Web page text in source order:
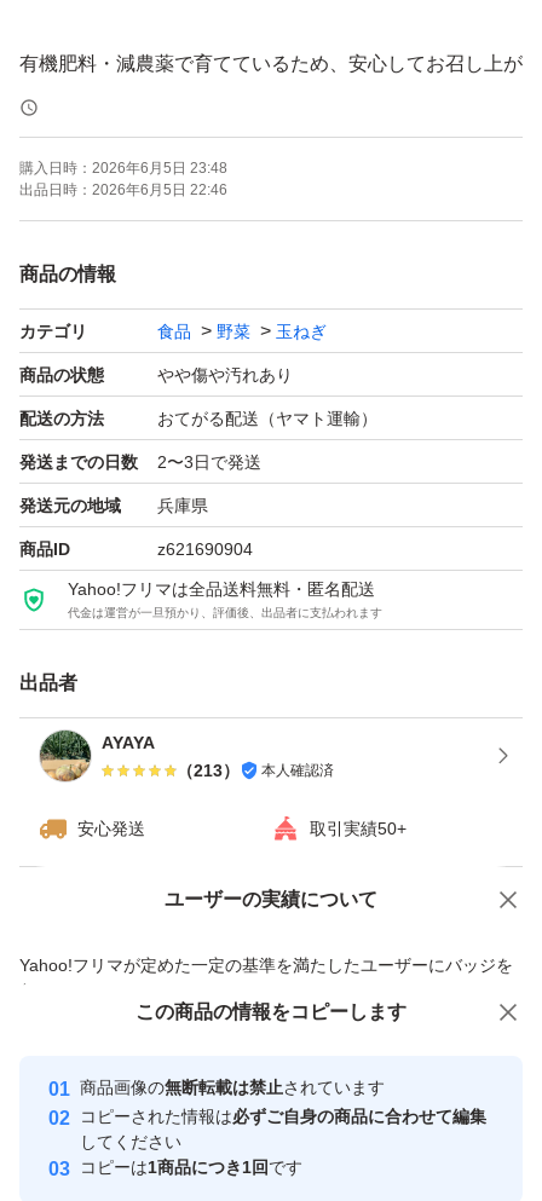
有機肥料・減農薬で育てているため、安心してお召し上が
りいただけます。
こちらは、変形・キズ・シワ・とう立ち規格外などがある
ため【訳あり】として販売していますが、味は一等品と変
全て手作業で確認して発送しておりますが、配送中に一部
傷みが出る場合があります。ご了承ください。
お得な価格で出品しておりますので、この機会にぜひご賞
味ください！
【発送予定】
6/7または 6/8発送予定
#淡路島 #淡路島玉ねぎ #玉ねぎ #訳あり #ホンマもん
購入日時： 2026年6月5日 23:48
出品日時： 2026年6月5日 22:46
商品の情報
カテゴリ 食品 野菜 玉ねぎ
商品の状態 やや傷や汚れあり
配送の方法 おてがる配送（ヤマト運輸）
発送までの日数 2〜3日で発送
発送元の地域 兵庫県
商品ID z621690904
Yahoo!フリマは全品送料無料・匿名配送
代金は運営が一旦預かり、評価後、出品者に支払われます
出品者
AYAYA
（213） 本人確認済
安心発送 取引実績50+
ユーザーの実績について
Yahoo!フリマが定めた一定の基準を満たしたユーザーにバッジを
付与しています
安心取引出品者
心・安全なユーザーです
取引実績
価格の相談 商品への質問
この商品の情報をコピーします
商品画像の無断転載は禁止されています
コピーされた情報は必ずご自身の商品に合わせて編集
してください
コピーは1商品につき1回です
この商品をみている人にオススメ